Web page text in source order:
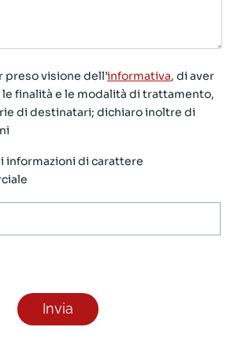
preso visione dell’informativa, di aver
finalità e le modalità di trattamento,
di destinatari; dichiaro inoltre di
informazioni di carattere